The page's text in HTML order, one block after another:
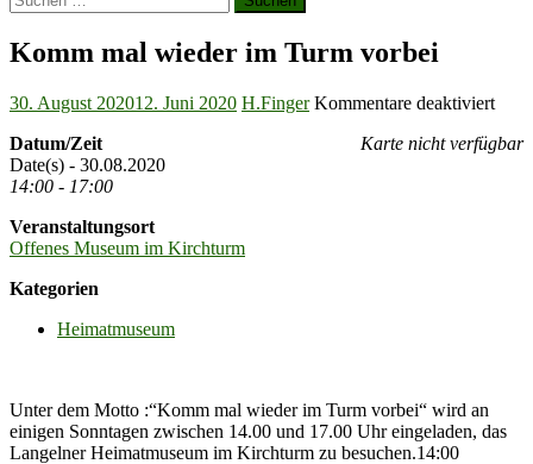
nach:
Komm mal wieder im Turm vorbei
Posted
30. August 202012. Juni 2020 Author
H.Finger Kommentare deaktiviertfür
mal
Karte nicht verfügbar
Datum/Zeit
Date(s) - 30.08.2020
14:00 - 17:00
Veranstaltungsort
Offenes Museum im Kirchturm
Kategorien
Heimatmuseum
Unter dem Motto :“Komm mal wieder im Turm vorbei“ wird an
einigen Sonntagen zwischen 14.00 und 17.00 Uhr eingeladen, das
Langelner Heimatmuseum im Kirchturm zu besuchen.14:00